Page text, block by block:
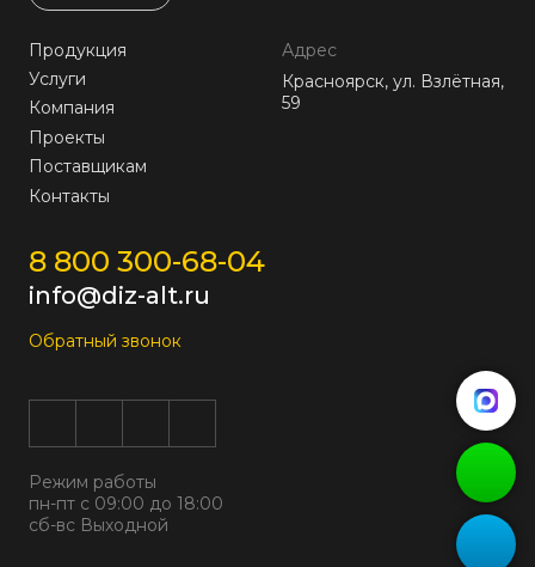
Продукция
Услуги
Компания
Проекты
Поставщикам
Контакты
Адрес
Красноярск, ул. Взлётная,
59
8 800 300-68-04
info@diz-alt.ru
Обратный звонок
Режим работы
пн-пт с 09:00 до 18:00
сб-вс Выходной